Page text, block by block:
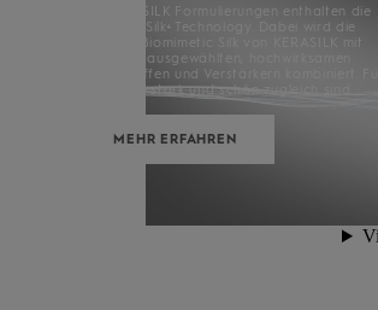
Alle KERASILK Formulierungen enthalten die
KERASILK Silk+ Technology. Dabei wird die
exklusive Biomimetic Silk von KERASILK mit
sorgfältig ausgewählten, hochwirksamen
Inhaltsstoffen und Verstärkern kombiniert. Für
Haare, die stark und schön zugleich sind.
MEHR ERFAHREN